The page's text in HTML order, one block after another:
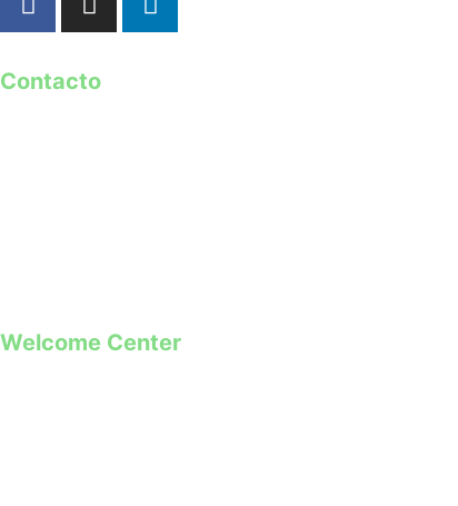
Contacto
Welcome Center